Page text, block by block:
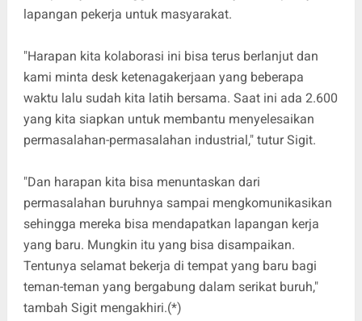
lapangan pekerja untuk masyarakat.
"Harapan kita kolaborasi ini bisa terus berlanjut dan
kami minta desk ketenagakerjaan yang beberapa
waktu lalu sudah kita latih bersama. Saat ini ada 2.600
yang kita siapkan untuk membantu menyelesaikan
permasalahan-permasalahan industrial," tutur Sigit.
"Dan harapan kita bisa menuntaskan dari
permasalahan buruhnya sampai mengkomunikasikan
sehingga mereka bisa mendapatkan lapangan kerja
yang baru. Mungkin itu yang bisa disampaikan.
Tentunya selamat bekerja di tempat yang baru bagi
teman-teman yang bergabung dalam serikat buruh,"
tambah Sigit mengakhiri.(*)